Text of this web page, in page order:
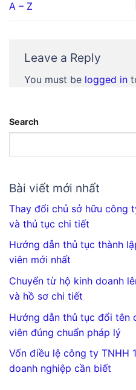
A – Z
Leave a Reply
You must be logged in
Search
Bài viết mới nhất
Thay đổi chủ sở hữu công
và thủ tục chi tiết
Hướng dẫn thủ tục thành
viên mới nhất
Chuyển từ hộ kinh doanh
và hồ sơ chi tiết
Hướng dẫn thủ tục đổi tên
viên đúng chuẩn pháp lý
Vốn điều lệ công ty TNHH
doanh nghiệp cần biết